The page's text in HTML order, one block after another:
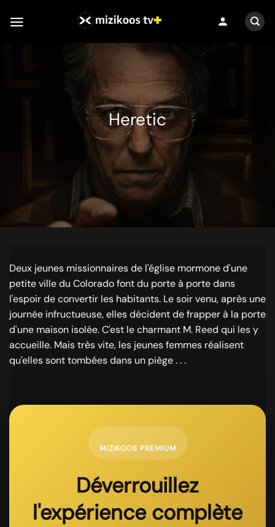
person
Heretic
Deux jeunes missionnaires de l'église mormone d'une
petite ville du Colorado font du porte à porte dans
l'espoir de convertir les habitants. Le soir venu, après une
journée infructueuse, elles décident de frapper à la porte
d'une maison isolée. C'est le charmant M. Reed qui les y
accueille. Mais très vite, les jeunes femmes réalisent
qu'elles sont tombées dans un piège . . .
MIZIKOOS PREMIUM
Déverrouillez
l'expérience complète